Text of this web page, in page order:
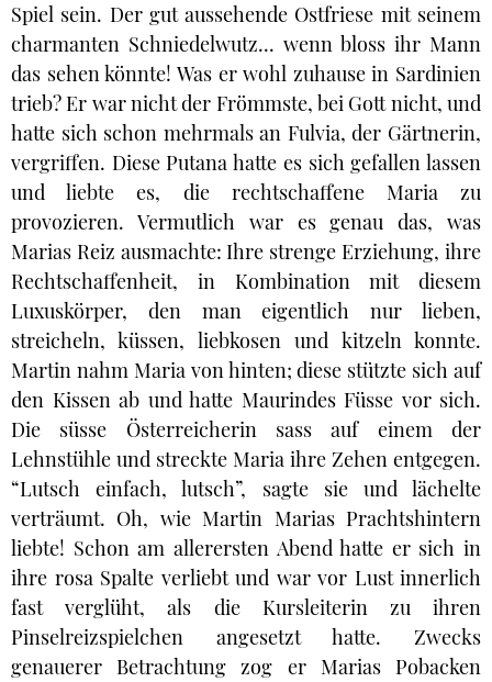
Spiel sein. Der gut aussehende Ostfriese mit seinem
charmanten Schniedelwutz... wenn bloss ihr Mann
das sehen könnte! Was er wohl zuhause in Sardinien
trieb? Er war nicht der Frömmste, bei Gott nicht, und
hatte sich schon mehrmals an Fulvia, der Gärtnerin,
vergriffen. Diese Putana hatte es sich gefallen lassen
und liebte es, die rechtschaffene Maria zu
provozieren. Vermutlich war es genau das, was
Marias Reiz ausmachte: Ihre strenge Erziehung, ihre
Rechtschaffenheit, in Kombination mit diesem
Luxuskörper, den man eigentlich nur lieben,
streicheln, küssen, liebkosen und kitzeln konnte.
Martin nahm Maria von hinten; diese stützte sich auf
den Kissen ab und hatte Maurindes Füsse vor sich.
Die süsse Österreicherin sass auf einem der
Lehnstühle und streckte Maria ihre Zehen entgegen.
“Lutsch einfach, lutsch”, sagte sie und lächelte
verträumt. Oh, wie Martin Marias Prachtshintern
liebte! Schon am allerersten Abend hatte er sich in
ihre rosa Spalte verliebt und war vor Lust innerlich
fast verglüht, als die Kursleiterin zu ihren
Pinselreizspielchen angesetzt hatte. Zwecks
genauerer Betrachtung zog er Marias Pobacken